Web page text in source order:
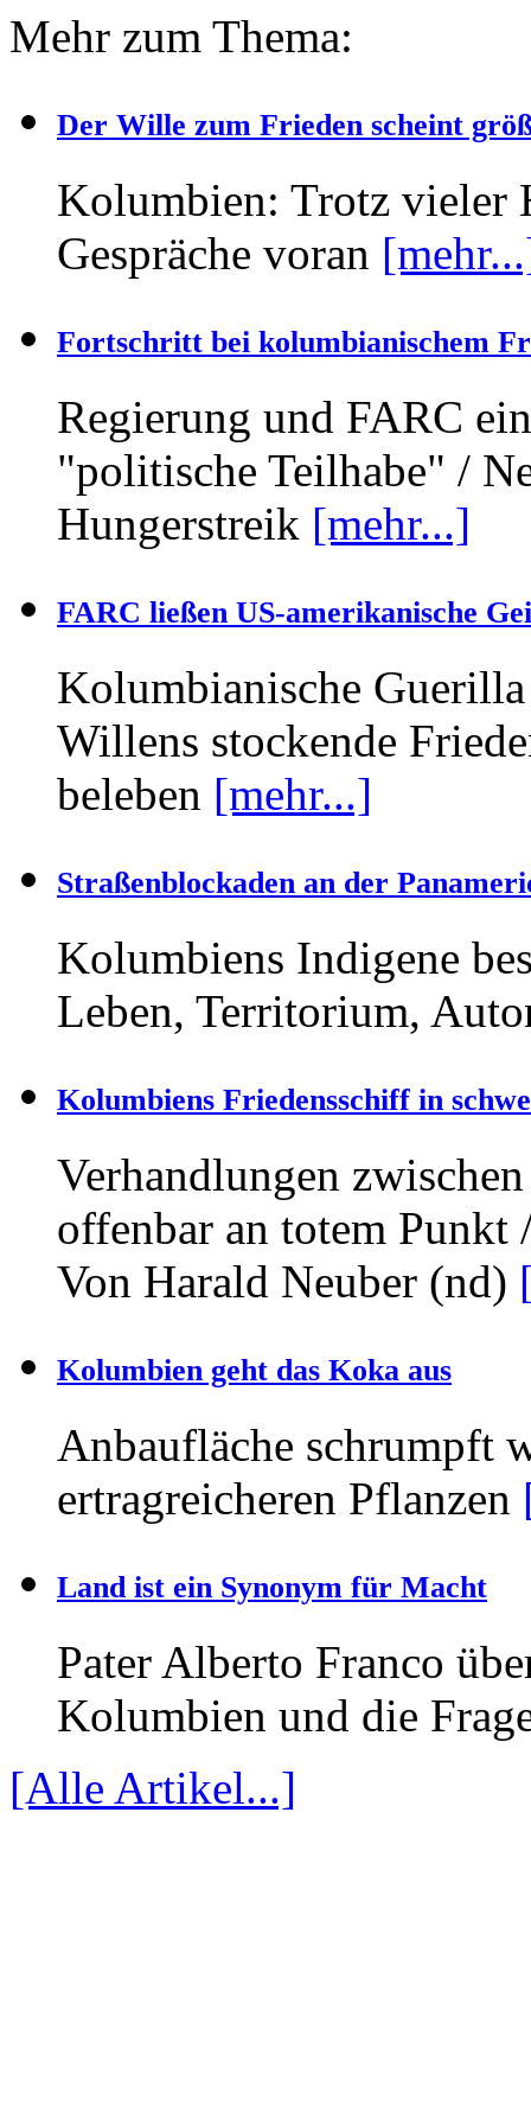
Mehr zum Thema:
Der Wille zum Frieden scheint
Kolumbien: Trotz vieler
Gespräche voran
Fortschritt bei kolumbianischem
Regierung und FARC
"politische Teilhabe" /
Hungerstreik [mehr...]
FARC ließen US-amerikanische
Kolumbianische
Willens stockende
beleben [mehr...]
Straßenblockaden an der
Kolumbiens Indigene
Leben, Territorium,
Kolumbiens Friedensschiff in
Verhandlungen
offenbar an totem Punkt
Von Harald Neuber (nd)
Kolumbien geht das Koka aus
Anbaufläche schrumpft
ertragreicheren Pflanzen
Land ist ein Synonym für Macht
Pater Alberto Franco
Kolumbien und die
[Alle Artikel...]